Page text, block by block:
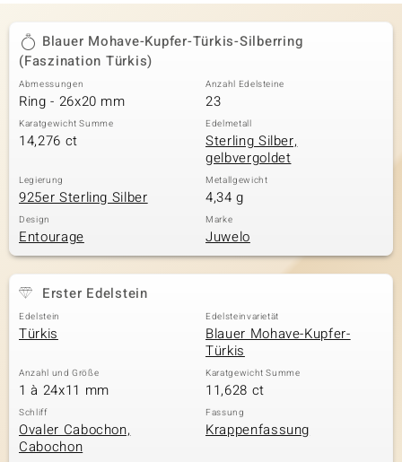
Classics
Blauer Mohave-Kupfer-Türkis-Silberring
(Faszination Türkis)
Abmessungen
Ring - 26x20 mm
Anzahl Edelsteine
23
Karatgewicht Summe
14,276 ct
Edelmetall
Sterling Silber,
gelbvergoldet
Legierung
925er Sterling Silber
Metallgewicht
4,34 g
Design
Entourage
Marke
Juwelo
Erster Edelstein
Edelstein
Türkis
Edelsteinvarietät
Blauer Mohave-Kupfer-
Türkis
Anzahl und Größe
1 à 24x11 mm
Karatgewicht Summe
11,628 ct
Schliff
Ovaler Cabochon,
Cabochon
Fassung
Krappenfassung